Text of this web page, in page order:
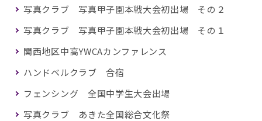
写真クラブ 写真甲子園本戦大会初出場 その２
写真クラブ 写真甲子園本戦大会初出場 その１
関西地区中高YWCAカンファレンス
ハンドベルクラブ 合宿
フェンシング 全国中学生大会出場
写真クラブ あきた全国総合文化祭